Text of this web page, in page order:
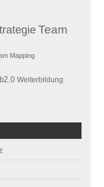
Team
Mapping
Weiterbildung